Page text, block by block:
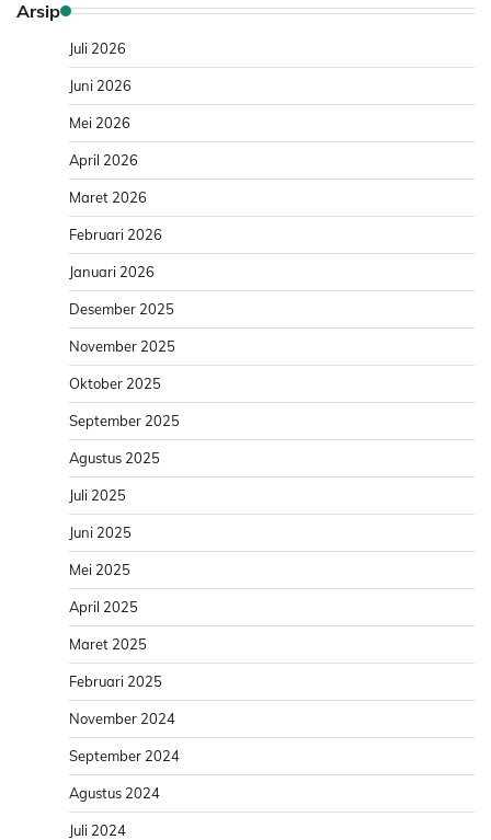
Arsip
Juli 2026
Juni 2026
Mei 2026
April 2026
Maret 2026
Februari 2026
Januari 2026
Desember 2025
November 2025
Oktober 2025
September 2025
Agustus 2025
Juli 2025
Juni 2025
Mei 2025
April 2025
Maret 2025
Februari 2025
November 2024
September 2024
Agustus 2024
Juli 2024